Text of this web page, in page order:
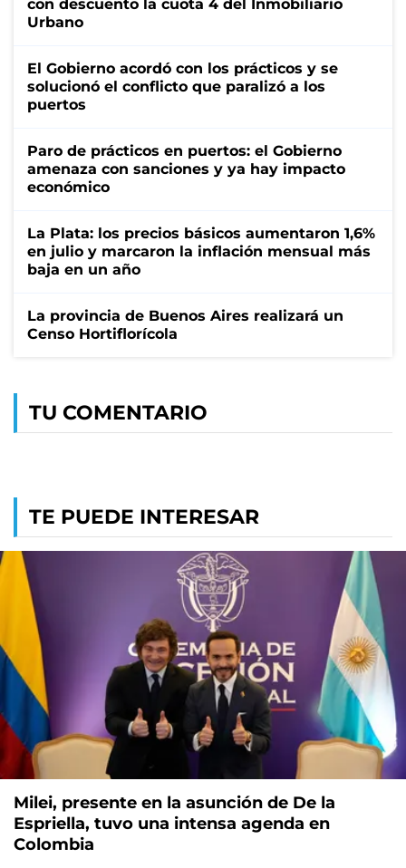
con descuento la cuota 4 del Inmobiliario
Urbano
El Gobierno acordó con los prácticos y se
solucionó el conflicto que paralizó a los
puertos
Paro de prácticos en puertos: el Gobierno
amenaza con sanciones y ya hay impacto
económico
La Plata: los precios básicos aumentaron 1,6%
en julio y marcaron la inflación mensual más
baja en un año
La provincia de Buenos Aires realizará un
Censo Hortiflorícola
TU COMENTARIO
TE PUEDE INTERESAR
Milei, presente en la asunción de De la
Espriella, tuvo una intensa agenda en
Colombia